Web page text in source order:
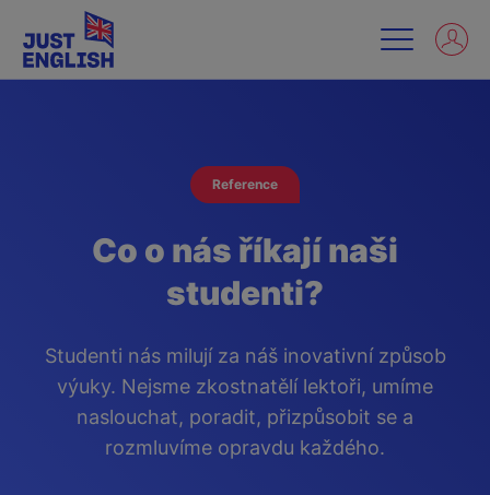
Reference
Co o nás říkají naši
studenti?
Studenti nás milují za náš inovativní způsob
výuky. Nejsme zkostnatělí lektoři, umíme
naslouchat, poradit, přizpůsobit se a
rozmluvíme opravdu každého.